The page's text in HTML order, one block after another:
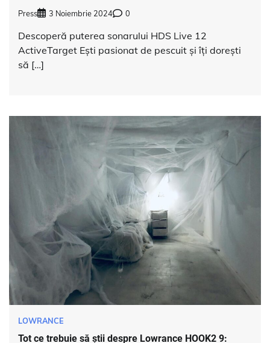
Press 3 Noiembrie 2024 0
Descoperă puterea sonarului HDS Live 12
ActiveTarget Ești pasionat de pescuit și îți dorești
să […]
LOWRANCE
Tot ce trebuie să știi despre Lowrance HOOK2 9: